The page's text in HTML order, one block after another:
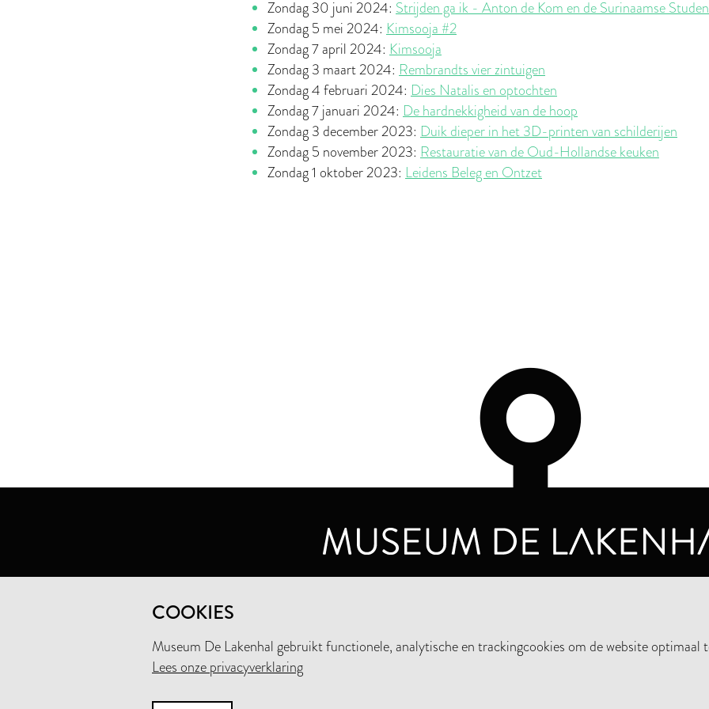
Zondag 30 juni 2024: Strijden ga ik - Anton de Kom en de Surinaamse
Zondag 5 mei 2024: Kimsooja #2
Zondag 7 april 2024: Kimsooja
Zondag 3 maart 2024: Rembrandts vier zintuigen
Zondag 4 februari 2024: Dies Natalis en optochten
Zondag 7 januari 2024: De hardnekkigheid van de hoop
Zondag 3 december 2023: Duik dieper in het 3D-printen van schilderijen
Zondag 5 november 2023: Restauratie van de Oud-Hollandse keuken
Zondag 1 oktober 2023: Leidens Beleg en Ontzet
COOKIES
Museum De Lakenhal gebruikt functionele, analytische en trackingcookies om de website optimaal
Lees onze privacyverklaring
MUSEUM DE LAKENHAL
OUDE SINGEL 32
+31 (0)71 5165360